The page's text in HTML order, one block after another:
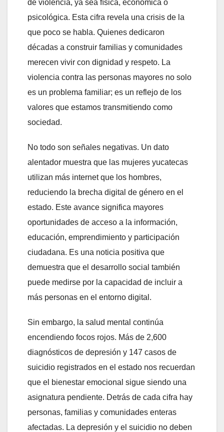
de violencia, ya sea física, económica o
psicológica. Esta cifra revela una crisis de la
que poco se habla. Quienes dedicaron
décadas a construir familias y comunidades
merecen vivir con dignidad y respeto. La
violencia contra las personas mayores no solo
es un problema familiar; es un reflejo de los
valores que estamos transmitiendo como
sociedad.
No todo son señales negativas. Un dato
alentador muestra que las mujeres yucatecas
utilizan más internet que los hombres,
reduciendo la brecha digital de género en el
estado. Este avance significa mayores
oportunidades de acceso a la información,
educación, emprendimiento y participación
ciudadana. Es una noticia positiva que
demuestra que el desarrollo social también
puede medirse por la capacidad de incluir a
más personas en el entorno digital.
Sin embargo, la salud mental continúa
encendiendo focos rojos. Más de 2,600
diagnósticos de depresión y 147 casos de
suicidio registrados en el estado nos recuerdan
que el bienestar emocional sigue siendo una
asignatura pendiente. Detrás de cada cifra hay
personas, familias y comunidades enteras
afectadas. La depresión y el suicidio no deben